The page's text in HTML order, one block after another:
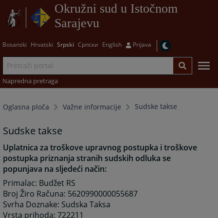
Okružni sud u Istočnom
Sarajevu
Bosanski Hrvatski Srpski Српски English Prijava
Napredna pretraga
Oglasna ploča Važne informacije Sudske takse
Sudske takse
Uplatnica za troškove upravnog postupka i troškove
postupka priznanja stranih sudskih odluka se
popunjava na sljedeći način:
Primalac: Budžet RS
Broj Žiro Računa: 5620990000055687
Svrha Doznake: Sudska Taksa
Vrsta prihoda: 722211